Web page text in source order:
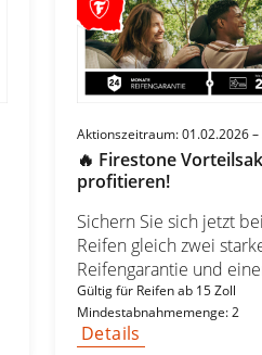
Aktionszeitraum: 01.02.2026
🔥 Firestone
profitieren!
Sichern Sie sich jetzt
Reifen gleich zwei
Reifengarantie und
im Wert von bis zu 20 €. So einfach geht’s: 1️⃣
Kaufen & montieren
mindestens 2 Firestone
Gültig für Reifen ab 15 Zoll
Mindestabnahmemenge: 2
Details